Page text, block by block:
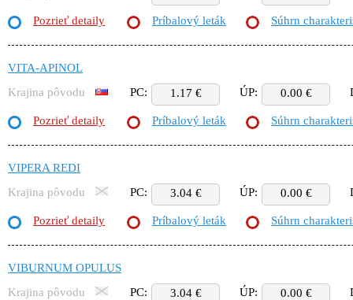
Pozrieť detaily Príbalový leták Súhrn
VITA-APINOL
Krajina pôvodu
PC: 1.17 € ÚP: 0.00 €
Pozrieť detaily Príbalový leták Súhrn
VIPERA REDI
Krajina pôvodu
PC: 3.04 € ÚP: 0.00 €
Pozrieť detaily Príbalový leták Súhrn
VIBURNUM OPULUS
Krajina pôvodu
PC: 3.04 € ÚP: 0.00 €